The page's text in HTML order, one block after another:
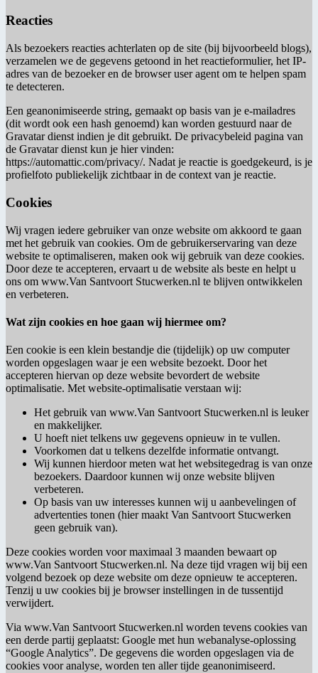
Reacties
Als bezoekers reacties achterlaten op de site (bij bijvoorbeeld blogs),
verzamelen we de gegevens getoond in het reactieformulier, het IP-
adres van de bezoeker en de browser user agent om te helpen spam
te detecteren.
Een geanonimiseerde string, gemaakt op basis van je e-mailadres
(dit wordt ook een hash genoemd) kan worden gestuurd naar de
Gravatar dienst indien je dit gebruikt. De privacybeleid pagina van
de Gravatar dienst kun je hier vinden:
https://automattic.com/privacy/. Nadat je reactie is goedgekeurd, is je
profielfoto publiekelijk zichtbaar in de context van je reactie.
Cookies
Wij vragen iedere gebruiker van onze website om akkoord te gaan
met het gebruik van cookies. Om de gebruikerservaring van deze
website te optimaliseren, maken ook wij gebruik van deze cookies.
Door deze te accepteren, ervaart u de website als beste en helpt u
ons om www.Van Santvoort Stucwerken.nl te blijven ontwikkelen
en verbeteren.
Wat zijn cookies en hoe gaan wij hiermee om?
Een cookie is een klein bestandje die (tijdelijk) op uw computer
worden opgeslagen waar je een website bezoekt. Door het
accepteren hiervan op deze website bevordert de website
optimalisatie. Met website-optimalisatie verstaan wij:
Het gebruik van www.Van Santvoort Stucwerken.nl is leuker
en makkelijker.
U hoeft niet telkens uw gegevens opnieuw in te vullen.
Voorkomen dat u telkens dezelfde informatie ontvangt.
Wij kunnen hierdoor meten wat het websitegedrag is van onze
bezoekers. Daardoor kunnen wij onze website blijven
verbeteren.
Op basis van uw interesses kunnen wij u aanbevelingen of
advertenties tonen (hier maakt Van Santvoort Stucwerken
geen gebruik van).
Deze cookies worden voor maximaal 3 maanden bewaart op
www.Van Santvoort Stucwerken.nl. Na deze tijd vragen wij bij een
volgend bezoek op deze website om deze opnieuw te accepteren.
Tenzij u uw cookies bij je browser instellingen in de tussentijd
verwijdert.
Via www.Van Santvoort Stucwerken.nl worden tevens cookies van
een derde partij geplaatst: Google met hun webanalyse-oplossing
“Google Analytics”. De gegevens die worden opgeslagen via de
cookies voor analyse, worden ten aller tijde geanonimiseerd.